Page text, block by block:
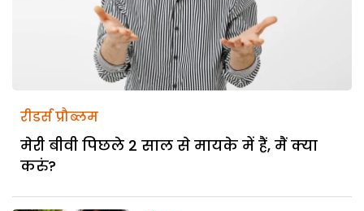
रीडर्स प्रौब्लम
मेरी बीवी पिछले 2 साल से मायके में हैं, मैं क्या
करुं?